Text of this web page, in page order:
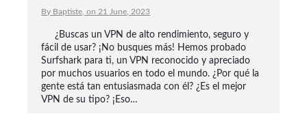
By Baptiste, on 21 June, 2023
¿Buscas un VPN de alto rendimiento, seguro y
fácil de usar? ¡No busques más! Hemos probado
Surfshark para ti, un VPN reconocido y apreciado
por muchos usuarios en todo el mundo. ¿Por qué la
gente está tan entusiasmada con él? ¿Es el mejor
VPN de su tipo? ¡Eso…